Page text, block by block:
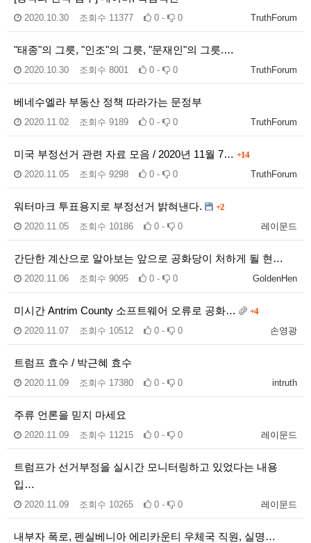
TruthForum
2020.10.30 조회수 11377 0 - 0
"태종"의 그릇, "인조"의 그릇, "문재인"의 그릇.…
TruthForum
2020.10.30 조회수 8001 0 - 0
베네수엘라 부동산 정책 따라가는 문정부
TruthForum
2020.11.02 조회수 9189 0 - 0
미국 부정선거 관련 자료 모음 / 2020년 11월 7… +14
TruthForum
2020.11.05 조회수 9298 0 - 0
워터마크 투표용지로 부정선거 밝혀낸다. +2
레이문드
2020.11.05 조회수 10186 0 - 0
간단한 계산으로 알아보는 앞으로 공화당이 처하게 될 현…
GoldenHen
2020.11.06 조회수 9095 0 - 0
미시간 Antrim County 소프트웨어 오류로 공화… +4
손영광
2020.11.07 조회수 10512 0 - 0
트럼프 효수 / 박근혜 효수
intruth
2020.11.09 조회수 17380 0 - 0
주류 언론을 믿지 마세요
레이문드
2020.11.09 조회수 11215 0 - 0
트럼프가 선거부정을 실시간 모니터링하고 있었다는 내용
입…
레이문드
2020.11.09 조회수 10265 0 - 0
내부자 폭로, 펜실베니아 에리카운티 우체국 직원, 실명…